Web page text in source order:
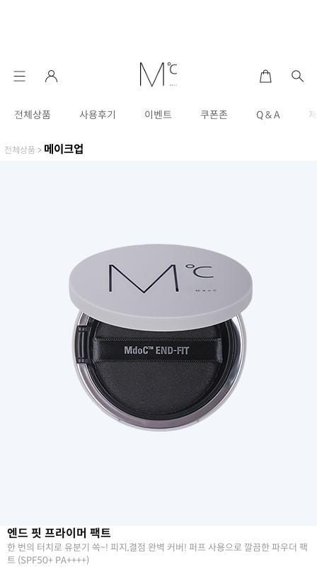
전체상품 사용후기 이벤트 쿠폰존 Q & A
전체상품 > 메이크업
엔드 핏 프라이머 팩트
한 번의 터치로 유분기 쏙~! 피지,결점 완벽 커버! 퍼프 사용으로 깔끔한 파우더 팩
트 (SPF50+ PA++++)